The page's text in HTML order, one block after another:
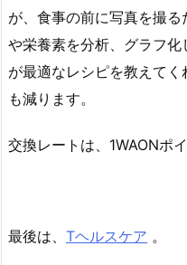
が、食事の前に写真を撮
や栄養素を分析、グラフ
が最適なレシピを教えて
も減ります。
交換レートは、1WAONポ
最後は、 Tヘルスケア 。